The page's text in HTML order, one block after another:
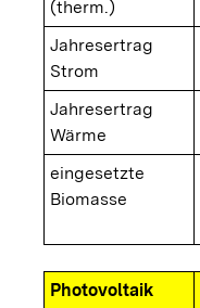
(therm.)
Jahresertrag
Strom
Jahresertrag
Wärme
eingesetzte
Biomasse
Photovoltaik